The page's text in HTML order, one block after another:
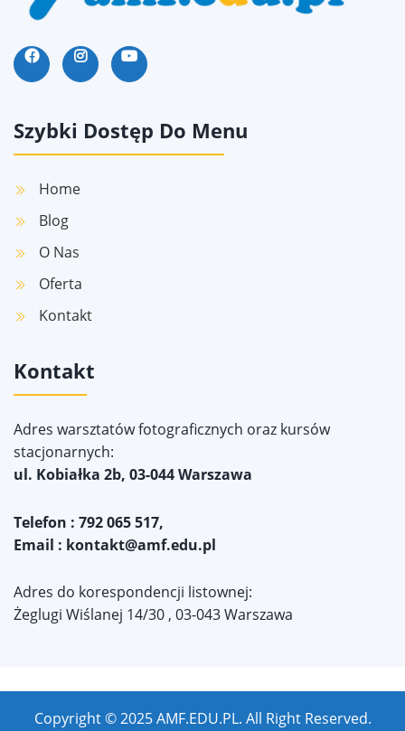
Szybki Dostęp Do Menu
Home
Blog
O Nas
Oferta
Kontakt
Kontakt
Adres warsztatów fotograficznych oraz kursów
stacjonarnych:
ul. Kobiałka 2b, 03-044 Warszawa
Telefon : 792 065 517,
Email : kontakt@amf.edu.pl
Adres do korespondencji listownej:
Żeglugi Wiślanej 14/30 , 03-043 Warszawa
Copyright © 2025 AMF.EDU.PL. All Right Reserved.